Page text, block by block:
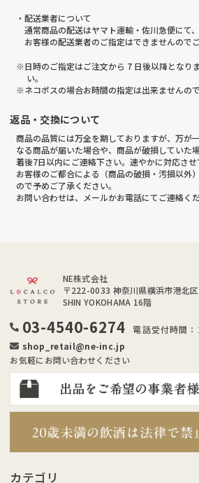
・配送業者について
通常商品の配送はヤマト運輸・佐川急便にて
お客様の配送業者のご指定はできませんので
※日時のご指定はご注文から 7 日後以降となり
い。
※ネコポスの場合お時間の指定は出来ませんの
返品・交換について
商品の品質には万全を期しておりますが、万が
なる商品が届いた場合や、商品が破損していた
着後7日以内にご連絡下さい。速やかに対応させ
お客様のご都合による（商品の破損・汚損以外
ので予めご了承ください。
お問い合わせは、メールかお電話にてご連絡くだ
NE株式会社
〒222-0033 神奈川県横浜市港北
SHIN YOKOHAMA 16階
03-4540-6274
電話受付時間
shop_retail@ne-inc.jp
お気軽にお問い合わせください
カテゴリ